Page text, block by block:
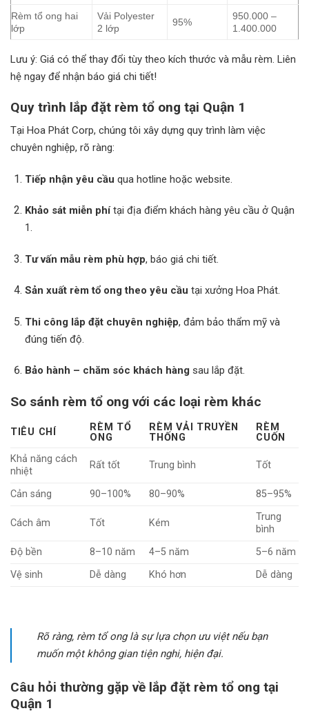
Rèm tổ ong hai
lớp
Vải Polyester
2 lớp
95%
950.000 –
1.400.000
Lưu ý: Giá có thể thay đổi tùy theo kích thước và mẫu rèm. Liên
hệ ngay để nhận báo giá chi tiết!
Quy trình lắp đặt rèm tổ ong tại Quận 1
Tại Hoa Phát Corp, chúng tôi xây dựng quy trình làm việc
chuyên nghiệp, rõ ràng:
Tiếp nhận yêu cầu qua hotline hoặc website.
Khảo sát miễn phítại địa điểm khách hàng yêu cầu ở Quận
1.
Tư vấn mẫu rèm phù hợp, báo giá chi tiết.
Sản xuất rèm tổ ong theo yêu cầu tại xưởng Hoa Phát.
Thi công lắp đặt chuyên nghiệp, đảm bảo thẩm mỹ và
đúng tiến độ.
Bảo hành – chăm sóc khách hàng sau lắp đặt.
So sánh rèm tổ ong với các loại rèm khác
TIÊU CHÍ
RÈM TỔ
ONG
RÈM VẢI TRUYỀN
THỐNG
RÈM
CUỐN
Khả năng cách
nhiệt
Rất tốt Trung bình Tốt
Cản sáng 90–100% 80–90% 85–95%
Cách âm Tốt Kém
Trung
bình
Độ bền
8–10 năm 4–5 năm
5–6 năm
Vệ sinh
Dễ dàng Khó hơn Dễ dàng
Rõ ràng, rèm tổ ong là sự lựa chọn ưu việt nếu bạn
muốn một không gian tiện nghi, hiện đại.
Câu hỏi thường gặp về lắp đặt rèm tổ ong tại
Quận 1